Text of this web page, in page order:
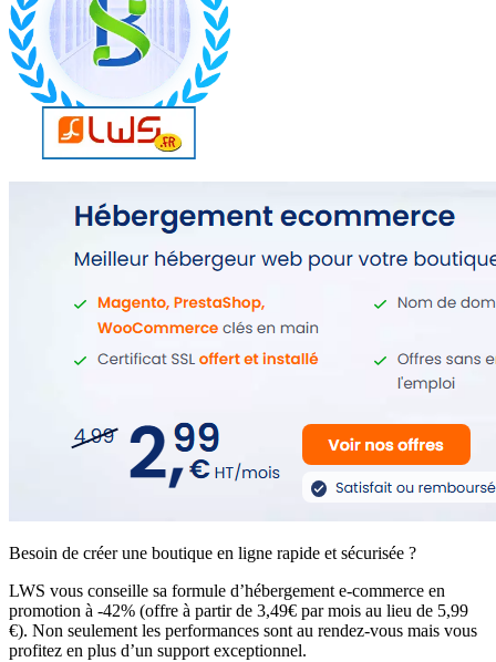
Besoin de créer une boutique en ligne rapide et sécurisée ?
LWS vous conseille sa formule d’hébergement e-commerce en
promotion à -42% (offre à partir de 3,49€ par mois au lieu de 5,99
€). Non seulement les performances sont au rendez-vous mais vous
profitez en plus d’un support exceptionnel.